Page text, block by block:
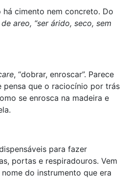
cimento nem concreto. Do
areo, “ser árido, seco, sem
, “dobrar, enroscar”. Parece
pensa que o raciocínio por trás
se enrosca na madeira e
para fazer
portas e respiradouros. Vem
nome do instrumento que era